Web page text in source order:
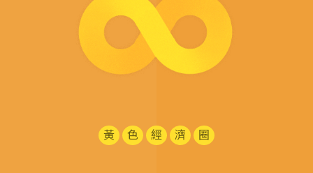
黃 色 經 濟 圈